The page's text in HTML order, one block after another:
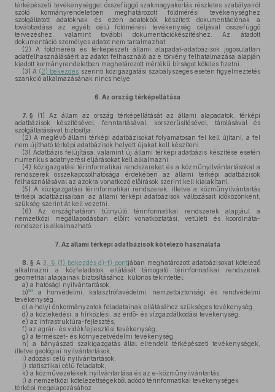
térképészeti tevékenységgel összefüggő szakmagyakorlás részletes szabályairól
szóló kormányrendeletben meghatározott földmérési tevékenységhez
szolgáltatott adatoknak és ezen adatokból készített dokumentációnak a
továbbadása az egyéb célú földmérési tevékenység céljával összefüggő
tervezéshez, valamint további dokumentációkészítéshez. Az átadott
dokumentáció személyes adatot nem tartalmazhat.
(2) A földmérési és térképészeti állami alapadat-adatbázisok jogosulatlan
adatfelhasználásáért az adatot felhasználó az e törvény felhatalmazása alapján
kiadott kormányrendeletben meghatározott mértékű bírságot köteles fizetni.
(3) A (2) bekezdés szerinti közigazgatási szabályszegés esetén figyelmeztetés
szankció alkalmazásának nincs helye.
6. Az ország térképellátása
7. § (1) Az állam az ország térképellátását az állami alapadatok, térképi
adatbázisok készítésével, fenntartásával, korszerűsítésével, tárolásával és
szolgáltatásával biztosítja.
(2) A meglévő állami térképi adatbázisokat folyamatosan fel kell újítani, a fel
nem újítható térképi adatbázisok helyett újakat kell készíteni.
(3) Adatbázis felújítása, valamint új állami térképi adatbázis készítése esetén
numerikus adatnyerési eljárásokat kell alkalmazni.
(4) közigazgatási térinformatikai rendszereket és a közműnyilvántartásokat a
rendszerek összekapcsolhatósága érdekében az állami térképi adatbázisok
felhasználásával az azokra vonatkozó előírások szerint kell kialakítani.
(5) A közigazgatási térinformatikai rendszerek, illetve a közműnyilvántartás
térképi adatbázisaiban az állami térképi adatbázisok változásait időközönként,
szükség szerint át kell vezetni.
(6) Az országhatáron túlnyúló térinformatikai rendszerek alapjául a
nemzetközi megállapodásban előírt vonatkoztatási, vetületi és koordináta-
rendszer is alkalmazható.
7. Az állami térképi adatbázisok kötelező használata
8. § A 3. § (1) bekezdés d)–f) pontjában meghatározott adatbázisokat kötelező
alkalmazni a közfeladatok ellátását támogató térinformatikai rendszerek
geometriai alapjainak biztosításához, különös tekintettel:
a) a hatósági nyilvántartások,
b)93
a honvédelmi, katasztrófavédelmi, nemzetbiztonsági és rendvédelmi
tevékenység,
c) a helyi önkormányzatok feladatainak ellátásához szükséges tevékenység,
d) a közlekedési, a hírközlési, az erdő- és vízgazdálkodási tevékenység,
e) az infrastruktúra-fejlesztés,
f) az agrár- és vidékfejlesztési tevékenység,
g) a természet- és környezetvédelmi tevékenység,
h) a bányászati szakigazgatás által elrendelt térképészeti tevékenységek,
illetve geológiai nyilvántartások,
i) adózási célú nyilvántartások,
j) statisztikai célú feladatok,
k) a közművezetékek nyilvántartása és az e-közműnyilvántartás,
l) a nemzetközi kötelezettségekből adódó térinformatikai tevékenységek
térképi megalapozásához.